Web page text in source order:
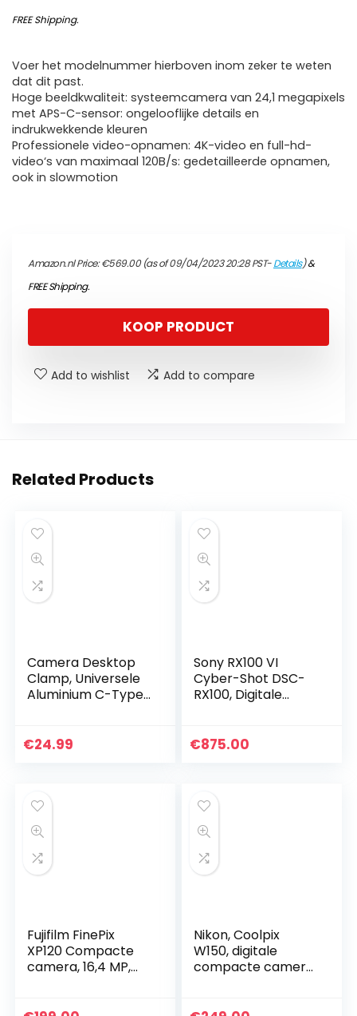
FREE Shipping.
Voer het modelnummer hierboven inom zeker te weten
dat dit past.
Hoge beeldkwaliteit: systeemcamera van 24,1 megapixels
met APS-C-sensor: ongelooflijke details en
indrukwekkende kleuren
Professionele video-opnamen: 4K-video en full-hd-
video‘s van maximaal 120B/s: gedetailleerde opnamen,
ook in slowmotion
Amazon.nl Price:€569.00(as of 09/04/2023 20:28 PST-Details)&
FREE Shipping.
KOOP PRODUCT
Add to wishlist Add to compare
Related Products
Camera Desktop
Clamp, Universele
Aluminium C-Type
Stand voor Camera
€24.99
Sony RX100 VI
Cyber-Shot DSC-
RX100, Digitale
€875.00
Fujifilm FinePix
XP120 Compacte
camera, 16,4 MP,
Nikon, Coolpix
W150, digitale
compacte camera,